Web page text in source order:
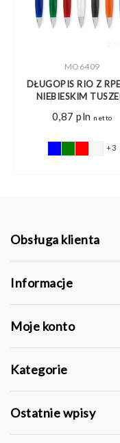
MO6409
DŁUGOPIS RIO Z
NIEBIESKIM
0,87 pln netto
+3
Obsługa klienta
Informacje
Moje konto
Kategorie
Ostatnie wpisy